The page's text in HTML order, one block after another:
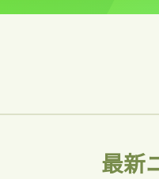
最新